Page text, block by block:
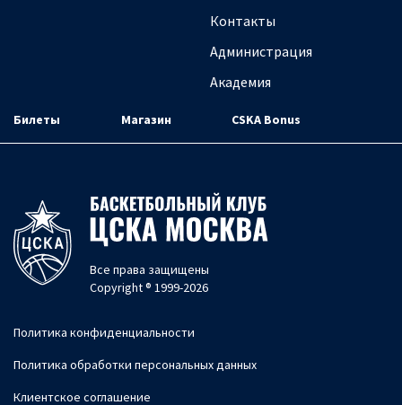
Контакты
Администрация
Академия
Билеты Магазин CSKA Bonus
Все права защищены
Copyright ® 1999-2026
Политика конфиденциальности
Политика обработки персональных данных
Клиентское соглашение